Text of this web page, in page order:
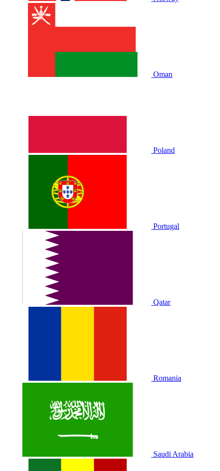
Oman
Poland
Portugal
Qatar
Romania
Saudi Arabia